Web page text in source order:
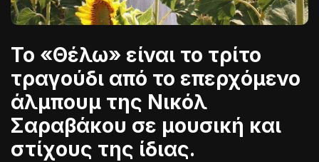
Το «Θέλω» είναι το τρίτο
τραγούδι από το επερχόμενο
άλμπουμ της Νικόλ
Σαραβάκου σε μουσική και
στίχους της ίδιας.